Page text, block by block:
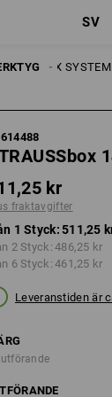
SV
SYSTEM
kr
fraktavgifter
1 Styck:511,25
2 Styck:486,25 kr
6 Styck:461,25 kr
Leveranstiden är